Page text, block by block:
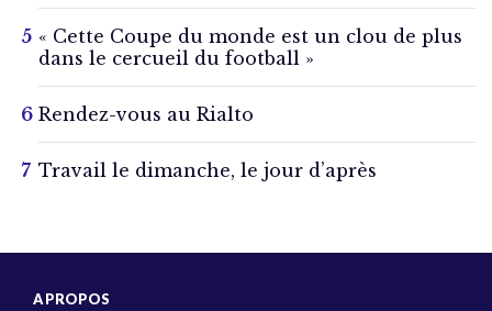
« Cette Coupe du monde est un clou de plus
dans le cercueil du football »
Rendez-vous au Rialto
Travail le dimanche, le jour d’après
A PROPOS